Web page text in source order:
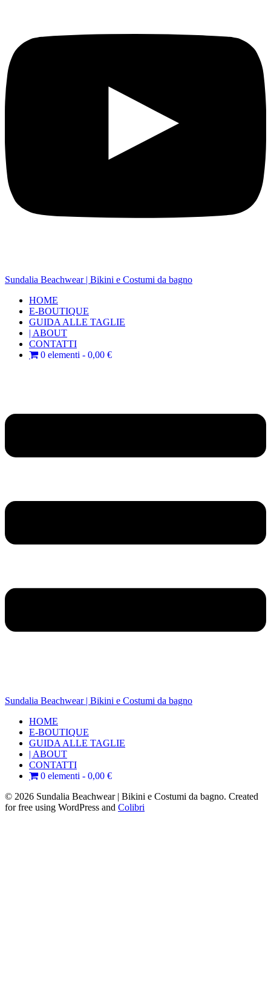
Sundalia Beachwear | Bikini e Costumi da bagno
HOME
E-BOUTIQUE
GUIDA ALLE TAGLIE
| ABOUT
CONTATTI
0 elementi
0,00 €
Sundalia Beachwear | Bikini e Costumi da bagno
HOME
E-BOUTIQUE
GUIDA ALLE TAGLIE
| ABOUT
CONTATTI
0 elementi
0,00 €
© 2026 Sundalia Beachwear | Bikini e Costumi da bagno. Created
for free using WordPress and Colibri